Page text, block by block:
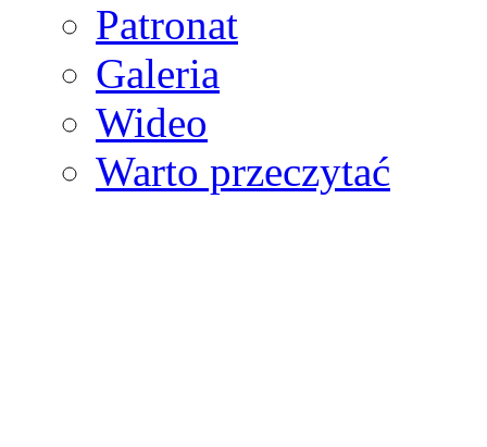
Patronat
Galeria
Wideo
Warto przeczytać